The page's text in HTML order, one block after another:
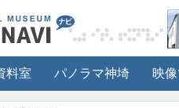
料室 パノラマ神埼 映